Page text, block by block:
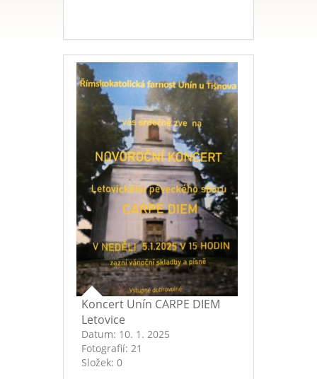
Koncert Unín CARPE DIEM
Letovice
Datum: 10. 1. 2025
Fotografií: 21
Složek: 0